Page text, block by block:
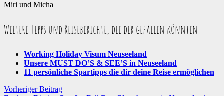
Miri und Micha
Weitere Tipps und Reiseberichte, die dir gefallen könnten
Working Holiday Visum Neuseeland
Unsere MUST DO’S & SEE’S in Neuseeland
11 persönliche Spartipps die dir deine Reise ermöglichen
Vorheriger Beitrag